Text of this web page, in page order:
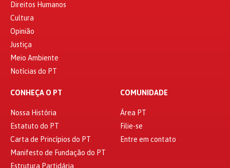
Direitos Humanos
Cultura
Opinião
Justiça
Meio Ambiente
Notícias do PT
CONHEÇA O PT
Nossa História
Estatuto do PT
Carta de Princípios do PT
Manifesto de Fundação do PT
Estrutura Partidária
COMUNIDADE
Área PT
Filie-se
Entre em contato